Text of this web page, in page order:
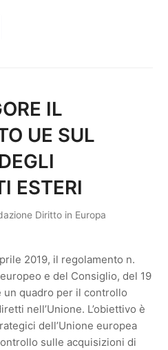
IL
UE SUL
ESTERI
Diritto in Europa
2019, il regolamento n.
e del Consiglio, del 19
un quadro per il controllo
nell’Unione. L’obiettivo è
dell’Unione europea
sulle acquisizioni di